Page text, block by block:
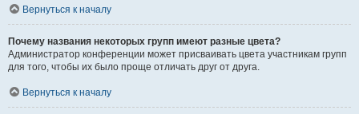
Вернуться к началу
Почему названия некоторых групп имеют разные цвета?
Администратор конференции может присваивать цвета участникам групп
для того, чтобы их было проще отличать друг от друга.
Вернуться к началу